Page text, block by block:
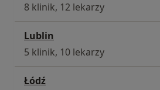
8 klinik, 12 lekarzy
Lublin
5 klinik, 10 lekarzy
Łódź